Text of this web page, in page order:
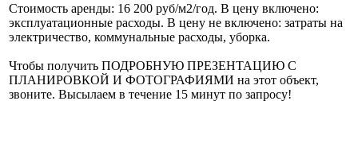
Стоимость аренды: 16 200 руб/м2/год. В цену включено:
эксплуатационные расходы. В цену не включено: затраты на
электричество, коммунальные расходы, уборка.
Чтобы получить ПОДРОБНУЮ ПРЕЗЕНТАЦИЮ С
ПЛАНИРОВКОЙ И ФОТОГРАФИЯМИ на этот объект,
звоните. Высылаем в течение 15 минут по запросу!